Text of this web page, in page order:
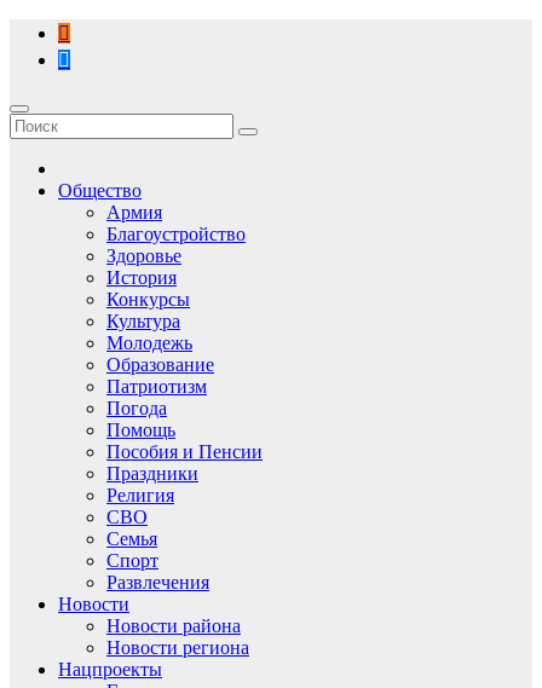
Перейти
содержимому
Общество
Армия
Благоустройство
Здоровье
История
Конкурсы
Культура
Молодежь
Образование
Патриотизм
Погода
Помощь
Пособия и Пенсии
Праздники
Религия
СВО
Семья
Спорт
Развлечения
Новости
Новости района
Новости региона
Нацпроекты